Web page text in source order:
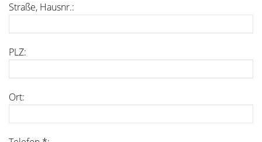
Straße, Hausnr.:
PLZ:
Ort: